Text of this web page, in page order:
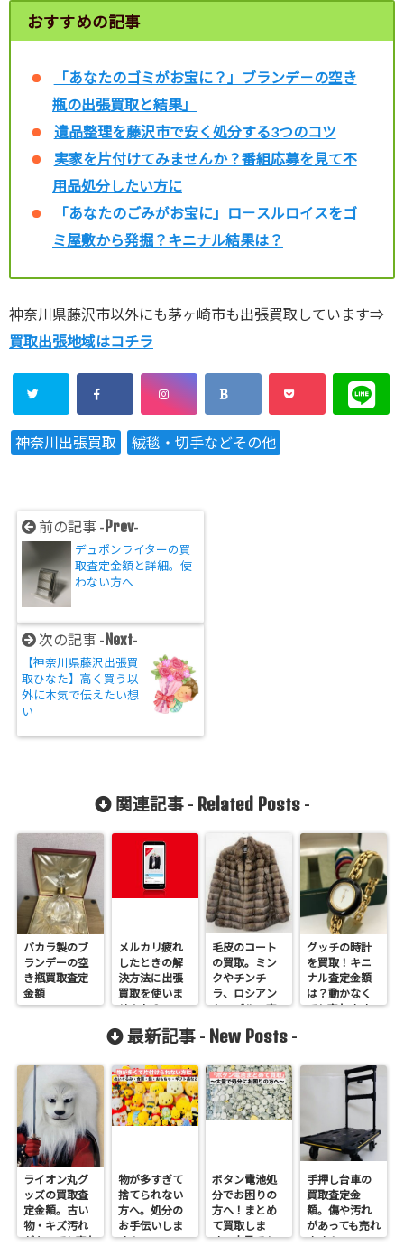
おすすめの記事
「あなたのゴミがお宝に？」ブランデ－の空き
瓶の出張買取と結果 」
遺品整理を藤沢市で安く処分する3つのコツ
実家を片付けてみませんか？番組応募を見て不
用品処分したい方に
「あなたのごみがお宝に」ロ－スルロイスをゴ
ミ屋敷から発掘？キニナル結果は？
神奈川県藤沢市以外にも茅ヶ崎市も出張買取しています⇒
買取出張地域はコチラ
神奈川出張買取 絨毯・切手などその他
前の記事 -Prev-
デュポンライターの買
取査定金額と詳細。使
わない方へ
次の記事 -Next-
【神奈川県藤沢出張買
取ひなた】高く買う以
外に本気で伝えたい想
い
関連記事 - Related Posts-
バカラ製のブ
ランデーの空
き瓶買取査定
金額
メルカリ疲れ
したときの解
決方法に出張
買取を使いま
せんか？
毛皮のコート
の買取。ミン
クやチンチ
ラ、ロシアン
セ－ブルの査
ブランドは人
グッチの時計
を買取！キニ
ナル査定金額
は？動かなく
ても売れます
最新記事 - New Posts -
ライオン丸グ
ッズの買取査
定金額。古い
物・キズ汚れ
があっても売れ
物が多すぎて
捨てられない
方へ。処分の
お手伝いしま
す！
ボタン電池処
分でお困りの
方へ！まとめ
て買取しま
す。大量でも
手押し台車の
買取査定金
額。傷や汚れ
があっても売れ
ます！